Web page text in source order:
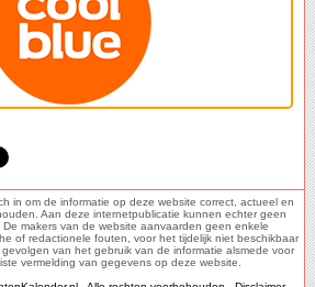
in om de informatie op deze website correct, actueel en
Aan deze internetpublicatie kunnen echter geen
makers van de website aanvaarden geen enkele
of redactionele fouten, voor het tijdelijk niet beschikbaar
van het gebruik van de informatie alsmede voor
vermelding van gegevens op deze website.